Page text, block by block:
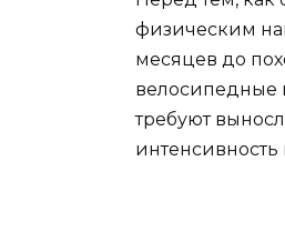
физическим
месяцев до
велосипедные
требуют